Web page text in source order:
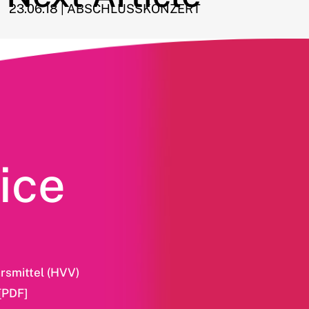
23.06.18 | ABSCHLUSSKONZERT
(HVV)